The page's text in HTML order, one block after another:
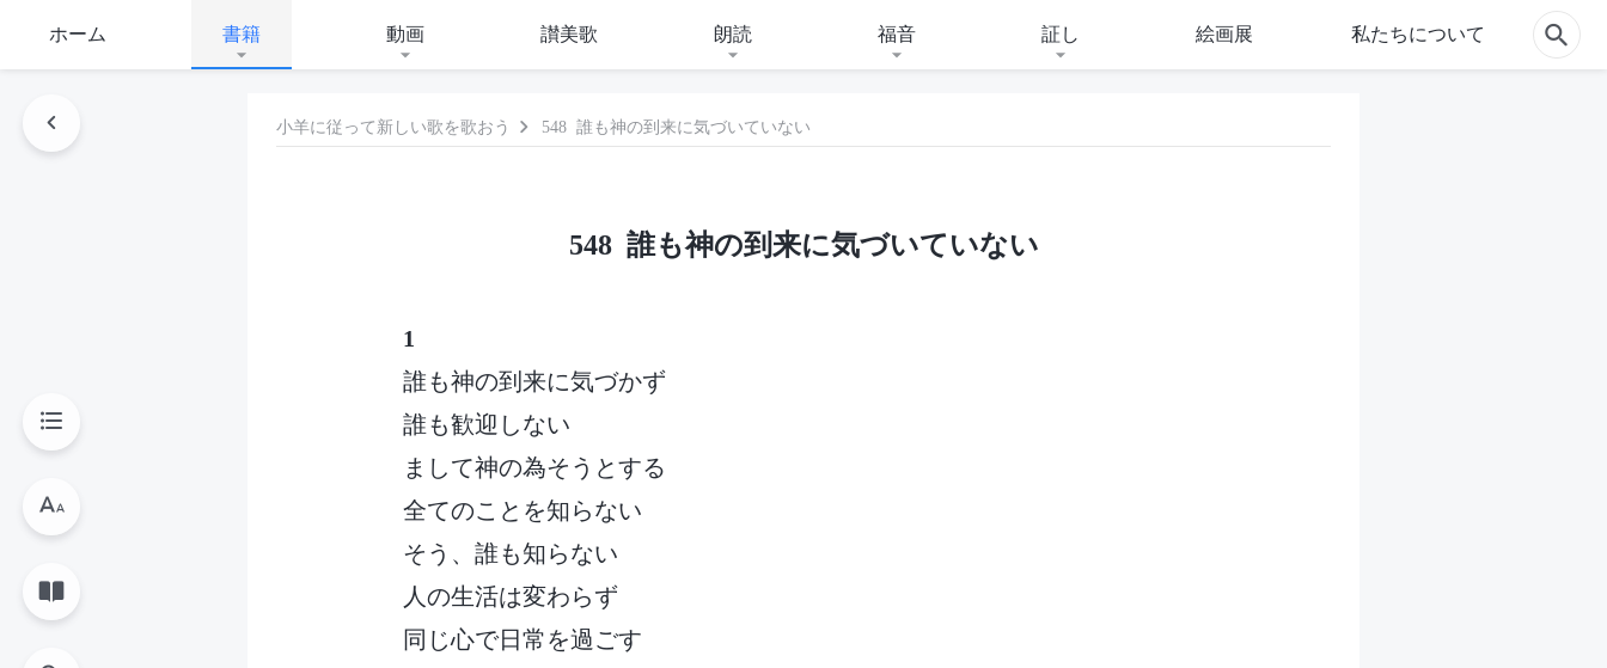
ホーム 書籍 動画 讃美歌 朗読 福音 証し 絵画展 私たちについて
小羊に従って新しい歌を歌おう 548 誰も神の到来に気づいていない
548 誰も神の到来に気づいていない
1
誰も神の到来に気づかず
誰も歓迎しない
まして神の為そうとする
全てのことを知らない
そう、誰も知らない
人の生活は変わらず
同じ心で日常を過ごす